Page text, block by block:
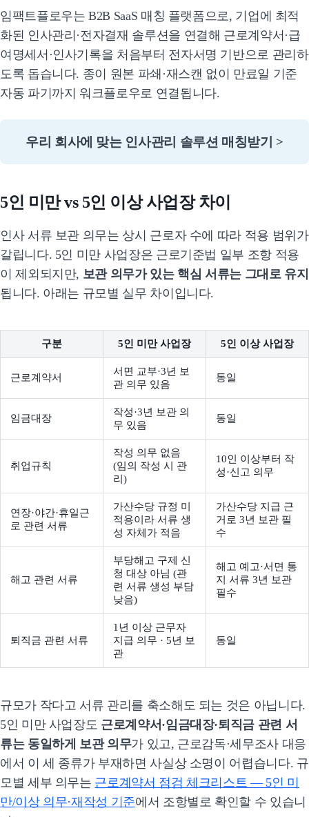
임팩트플로우는 B2B SaaS 매칭 플랫폼으로, 기업에 최적
화된 인사관리·전자결재 솔루션을 연결해 근로계약서·급
여명세서·인사기록을 처음부터 전자서명 기반으로 관리하
도록 돕습니다. 종이 원본 파쇄·재스캔 없이 만료일 기준
자동 파기까지 워크플로우로 연결됩니다.
우리 회사에 맞는 인사관리 솔루션 매칭받기 >
5인 미만 vs 5인 이상 사업장 차이
인사 서류 보관 의무는 상시 근로자 수에 따라 적용 범위가
갈립니다. 5인 미만 사업장은 근로기준법 일부 조항 적용
이 제외되지만, 보관 의무가 있는 핵심 서류는 그대로 유지
됩니다. 아래는 규모별 실무 차이입니다.
구분 5인 미만 사업장 5인 이상 사업장
근로계약서
서면 교부·3년 보
관 의무 있음
동일
임금대장
작성·3년 보관 의
무 있음
동일
취업규칙
작성 의무 없음
(임의 작성 시 관
리)
10인 이상부터 작
성·신고 의무
연장·야간·휴일근
로 관련 서류
가산수당 규정 미
적용이라 서류 생
성 자체가 적음
가산수당 지급 근
거로 3년 보관 필
수
해고 관련 서류
부당해고 구제 신
청 대상 아님 (관
련 서류 생성 부담
낮음)
해고 예고·서면 통
지 서류 3년 보관
필수
퇴직금 관련 서류
1년 이상 근무자
지급 의무 · 5년 보
관
동일
규모가 작다고 서류 관리를 축소해도 되는 것은 아닙니다.
5인 미만 사업장도 근로계약서·임금대장·퇴직금 관련 서
류는 동일하게 보관 의무가 있고, 근로감독·세무조사 대응
에서 이 세 종류가 부재하면 사실상 소명이 어렵습니다. 규
모별 세부 의무는 근로계약서 점검 체크리스트 — 5인 미
만/이상 의무·재작성 기준에서 조항별로 확인할 수 있습니